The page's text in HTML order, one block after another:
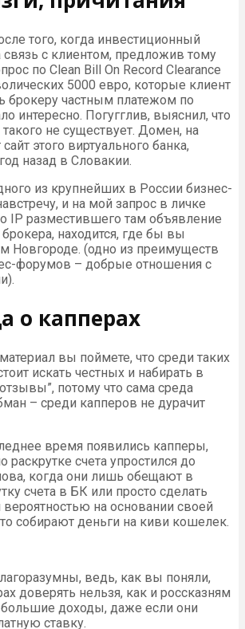
того, когда инвестиционный
с клиентом, предложив тому
по Clean Bill On Record Clearance
5000 евро, которые клиент
брокеру частным платежом по
интересно. Погугглив, выяснил, что
не существует. Домен, на
этого виртуального банка,
назад в Словакии.
из крупнейших в России бизнес-
и на мой запрос в личке
IP разместившего там объявление
находится, где бы вы
Новгороде. (одно из преимуществ
форумов – добрые отношения с
о капперах
вы поймете, что среди таких
искать честных и набирать в
потому что сама среда
– среди капперов не дурачит
время появились капперы,
раскрутке счета упростился до
когда они лишь обещают в
счета в БК или просто сделать
на основании своей
собирают деньги на киви кошелек.
ведь, как вы поняли,
доверять нельзя, как и россказням
доходы, даже если они
ставку.